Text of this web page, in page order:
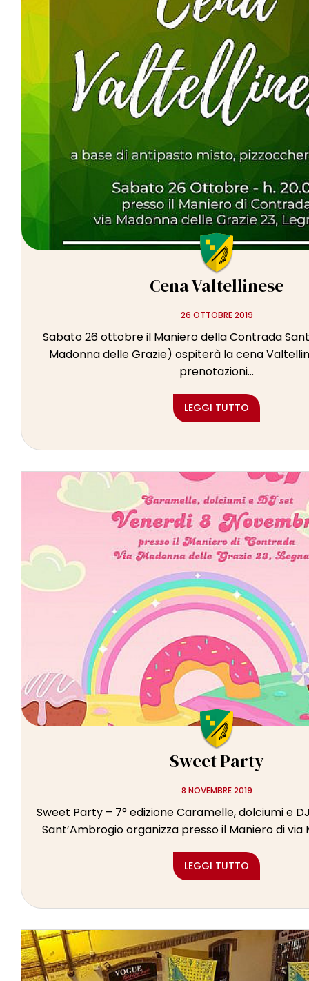
Cena Valtellinese
26 OTTOBRE 2019
Sabato 26 ottobre il Maniero della Contrada
Madonna delle Grazie) ospiterà la cena
prenotazioni...
LEGGI TUTTO
Sweet Party
8 NOVEMBRE 2019
Sweet Party – 7° edizione Caramelle, dolciumi e
Sant’Ambrogio organizza presso il Maniero di via
LEGGI TUTTO